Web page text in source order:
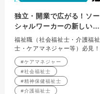
独立・開業で広がる！ソー
シャルワーカーの新しい働
き方ガイド Vol.9 【独
立・開業を選んだ人④】門
田博史さん（合同会社オフ
ィスSora彩・そらいろ社会
福祉士事務所）の場合
福祉職（社会福祉士・介護福祉
士・ケアマネジャー等）必見！
#ケアマネジャー
#社会福祉士
#精神保健福祉士
#介護福祉士